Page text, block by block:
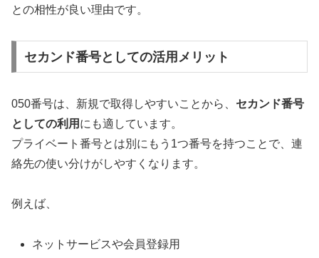
との相性が良い理由です。
セカンド番号としての活用メリット
050番号は、新規で取得しやすいことから、 セカンド番号
としての利用 にも適しています。
プライベート番号とは別にもう1つ番号を持つことで、連
絡先の使い分けがしやすくなります。
例えば、
ネットサービスや会員登録用